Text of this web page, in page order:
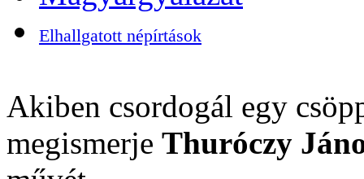
Elhallgatott népírtások
Akiben csordogál egy
megismerje Thuróczy